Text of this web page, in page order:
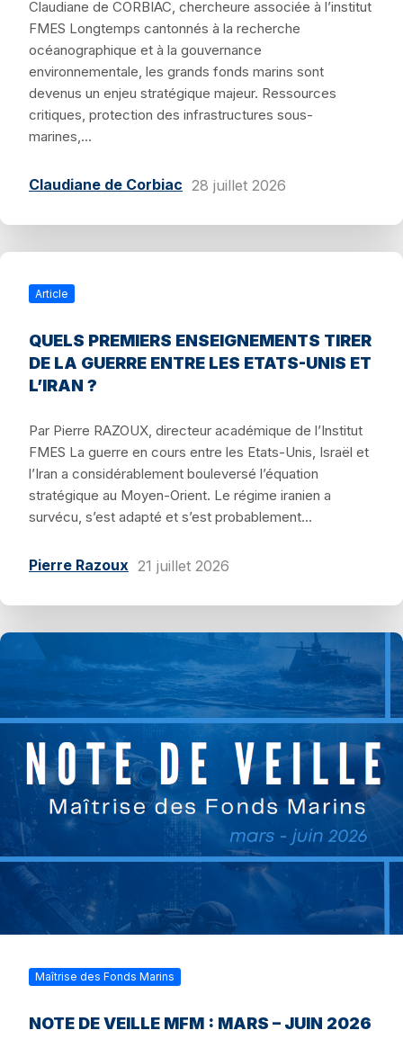
Claudiane de CORBIAC, chercheure associée à l’institut
FMES Longtemps cantonnés à la recherche
océanographique et à la gouvernance
environnementale, les grands fonds marins sont
devenus un enjeu stratégique majeur. Ressources
critiques, protection des infrastructures sous-
marines,...
Claudiane de Corbiac 28 juillet 2026
Article
QUELS PREMIERS ENSEIGNEMENTS TIRER
DE LA GUERRE ENTRE LES ETATS-UNIS ET
L’IRAN ?
Par Pierre RAZOUX, directeur académique de l’Institut
FMES La guerre en cours entre les Etats-Unis, Israël et
l’Iran a considérablement bouleversé l’équation
stratégique au Moyen-Orient. Le régime iranien a
survécu, s’est adapté et s’est probablement...
Pierre Razoux 21 juillet 2026
Maîtrise des Fonds Marins
NOTE DE VEILLE MFM : MARS – JUIN 2026